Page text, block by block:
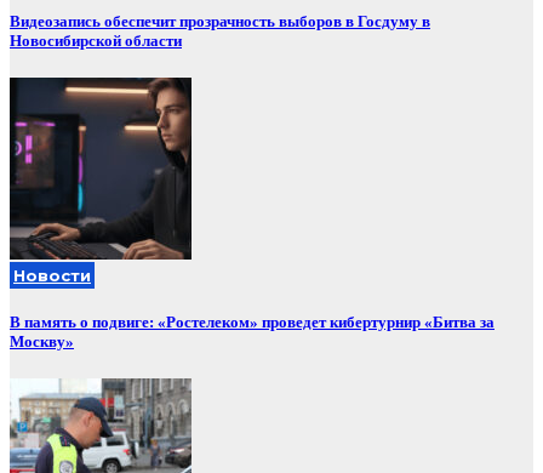
Видеозапись обеспечит прозрачность выборов в Госдуму в
Новосибирской области
Новости
В память о подвиге: «Ростелеком» проведет кибертурнир «Битва за
Москву»